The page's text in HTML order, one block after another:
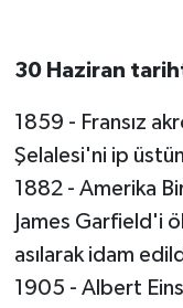
30 Haziran
1859 - Fransız
Şelalesi'ni ip
1882 - Amerika
James Garfield'i
asılarak idam
1905 - Albert